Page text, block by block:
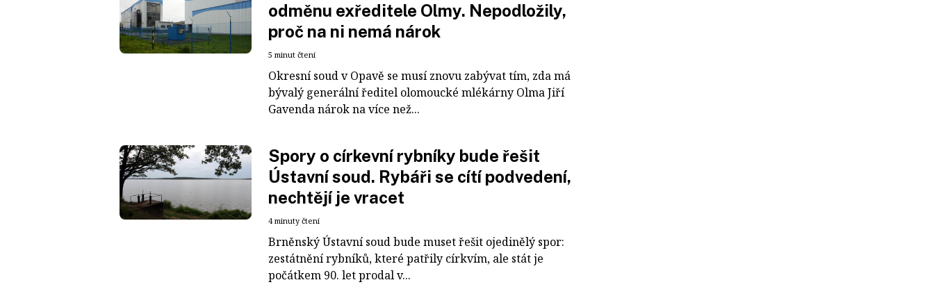
odměnu exředitele Olmy. Nepodložily,
proč na ni nemá nárok
5 minut čtení
Okresní soud v Opavě se musí znovu zabývat tím, zda má
bývalý generální ředitel olomoucké mlékárny Olma Jiří
Gavenda nárok na více než...
Spory o církevní rybníky bude řešit
Ústavní soud. Rybáři se cítí podvedení,
nechtějí je vracet
4 minuty čtení
Brněnský Ústavní soud bude muset řešit ojedinělý spor:
zestátnění rybníků, které patřily církvím, ale stát je
počátkem 90. let prodal v...